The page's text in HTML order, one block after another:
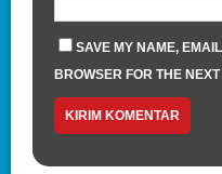
SAVE MY NAME,
BROWSER FOR THE